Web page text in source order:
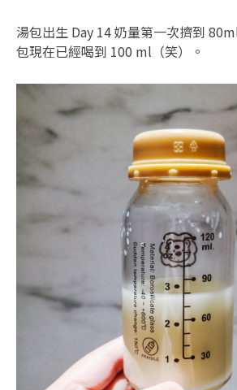
湯包出生 Day 14 奶量第一次擠到
包現在已經喝到 100 ml（笑）。